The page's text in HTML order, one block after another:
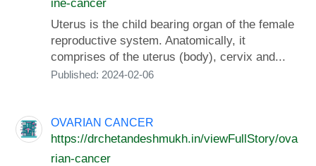
ine-cancer
Uterus is the child bearing organ of the female
reproductive system. Anatomically, it
comprises of the uterus (body), cervix and...
Published: 2024-02-06
OVARIAN CANCER
https://drchetandeshmukh.in/viewFullStory/ova
rian-cancer